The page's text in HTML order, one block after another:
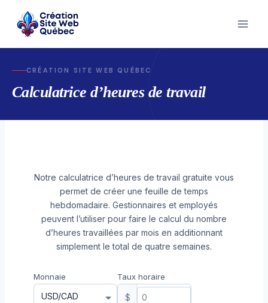
content
CRÉATION SITE WEB QUÉBEC
Calculatrice d’heures de travail
Notre calculatrice d’heures de travail gratuite vous
permet de créer une feuille de temps
hebdomadaire. Gestionnaires et employés
peuvent l’utiliser pour faire le calcul du nombre
d’heures travaillées par mois en additionnant
simplement le total de quatre semaines.
Monnaie Taux horaire
$